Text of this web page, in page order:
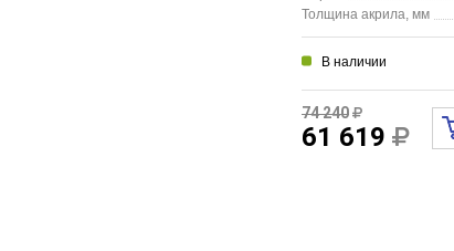
Толщина акрила, мм
В наличии
74 240
61 619